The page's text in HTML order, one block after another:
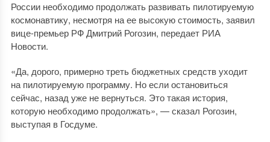
России необходимо продолжать развивать пилотируемую
космонавтику, несмотря на ее высокую стоимость, заявил
вице-премьер РФ Дмитрий Рогозин, передает РИА
Новости.
«Да, дорого, примерно треть бюджетных средств уходит
на пилотируемую программу. Но если остановиться
сейчас, назад уже не вернуться. Это такая история,
которую необходимо продолжать», — сказал Рогозин,
выступая в Госдуме.